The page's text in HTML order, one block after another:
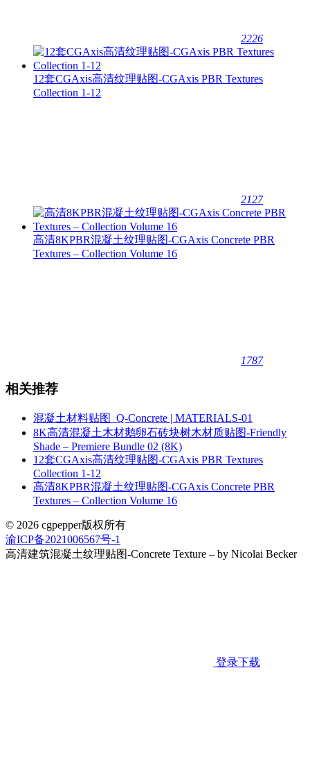
2226
12套CGAxis高清纹理贴图-CGAxis PBR Textures
Collection 1-12
2127
高清8KPBR混凝土纹理贴图-CGAxis Concrete PBR
Textures – Collection Volume 16
1787
相关推荐
混凝土材料贴图_Q-Concrete | MATERIALS-01
8K高清混凝土木材鹅卵石砖块树木材质贴图-Friendly
Shade – Premiere Bundle 02 (8K)
12套CGAxis高清纹理贴图-CGAxis PBR Textures
Collection 1-12
高清8KPBR混凝土纹理贴图-CGAxis Concrete PBR
Textures – Collection Volume 16
© 2026 cgpepper版权所有
渝ICP备2021006567号-1
高清建筑混凝土纹理贴图-Concrete Texture – by Nicolai Becker
登录下载